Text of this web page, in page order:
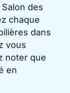
des
chaque
dans
vous
noter que
en